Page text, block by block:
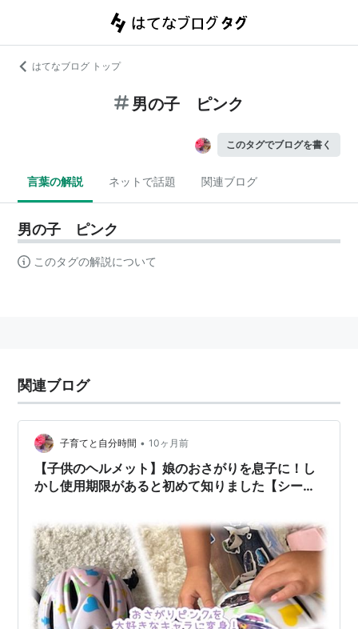
はてなブログ トップ
男の子 ピンク
このタグでブログを書く
言葉の解説 ネットで話題 関連ブログ
男の子 ピンク
このタグの解説について
関連ブログ
子育てと自分時間 • 10ヶ月前
【子供のヘルメット】娘のおさがりを息子に！し
かし使用期限があると初めて知りました【シール